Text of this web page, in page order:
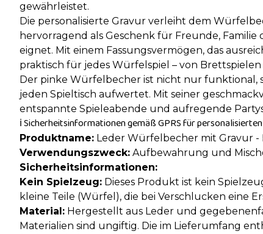
gewährleistet.
Die personalisierte Gravur verleiht dem
hervorragend als Geschenk für Freunde,
eignet. Mit einem Fassungsvermögen, das
praktisch für jedes Würfelspiel – von
Der pinke Würfelbecher ist nicht nur funktional,
jeden Spieltisch aufwertet. Mit seiner
entspannte Spieleabende und aufregende
ℹ️ Sicherheitsinformationen gemäß GPRS für
Produktname: Leder Würfelbecher mit Gravur -
Verwendungszweck: Aufbewahrung und
Sicherheitsinformationen:
Kein Spielzeug: Dieses Produkt ist kein
kleine Teile (Würfel), die bei Verschlucken eine
Material: Hergestellt aus Leder und
Materialien sind ungiftig. Die im Lieferumfang